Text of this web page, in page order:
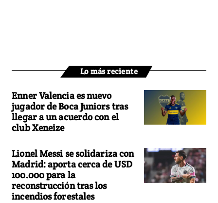
Lo más reciente
Enner Valencia es nuevo
jugador de Boca Juniors tras
llegar a un acuerdo con el
club Xeneize
Lionel Messi se solidariza con
Madrid: aporta cerca de USD
100.000 para la
reconstrucción tras los
incendios forestales